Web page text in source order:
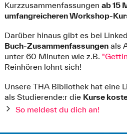
Kurzzusammenfassungen ab 15
umfangreicheren Workshop-
Darüber hinaus gibt es bei
Buch-Zusammenfassungenals
unter 60 Minuten wie z.B.
Reinhören lohnt sich!
Unsere THA Bibliothek hat eine
als Studierende:r die Kurse
So meldest du dich an!